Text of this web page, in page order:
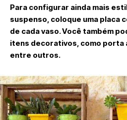
Para configurar ainda mais
suspenso, coloque uma placa
de cada vaso. Você também
itens decorativos, como porta
entre outros.